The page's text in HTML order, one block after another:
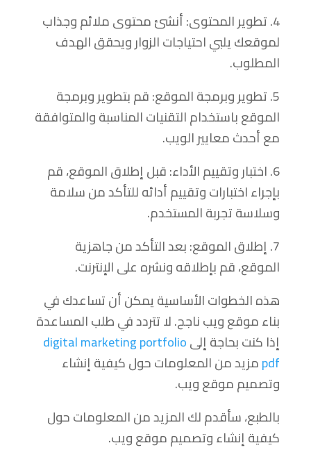
4. تطوير المحتوى: أنشئ محتوى ملائم وجذاب
لموقعك يلبي احتياجات الزوار ويحقق الهدف
المطلوب.
5. تطوير وبرمجة الموقع: قم بتطوير وبرمجة
الموقع باستخدام التقنيات المناسبة والمتوافقة
مع أحدث معايير الويب.
6. اختبار وتقييم الأداء: قبل إطلاق الموقع، قم
بإجراء اختبارات وتقييم أدائه للتأكد من سلامة
وسلاسة تجربة المستخدم.
7. إطلاق الموقع: بعد التأكد من جاهزية
الموقع، قم بإطلاقه ونشره على الإنترنت.
هذه الخطوات الأساسية يمكن أن تساعدك في
بناء موقع ويب ناجح. لا تتردد في طلب المساعدة
إذا كنت بحاجة إلىdigital marketing portfolio
pdfمزيد من المعلومات حول كيفية إنشاء
وتصميم موقع ويب.
بالطبع، سأقدم لك المزيد من المعلومات حول
كيفية إنشاء وتصميم موقع ويب.